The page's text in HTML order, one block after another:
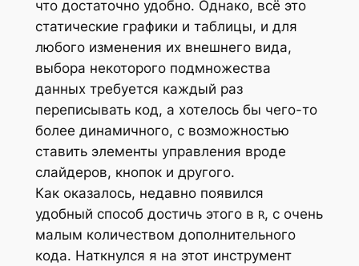
что достаточно удобно. Однако, всё это
статические графики и таблицы, и для
любого изменения их внешнего вида,
выбора некоторого подмножества
данных требуется каждый раз
переписывать код, а хотелось бы чего-то
более динамичного, с возможностью
ставить элементы управления вроде
слайдеров, кнопок и другого.
Как оказалось, недавно появился
удобный способ достичь этого в R, с очень
малым количеством дополнительного
кода. Наткнулся я на этот инструмент